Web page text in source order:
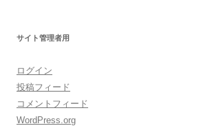
サイト管理者用
ログイン
投稿フィード
コメントフィード
WordPress.org